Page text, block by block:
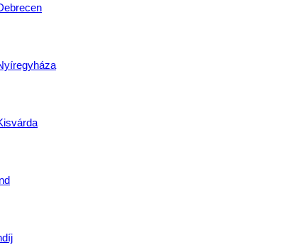
segítségével.